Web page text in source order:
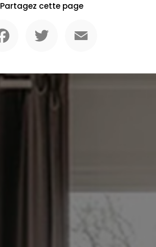
Partagez cette page